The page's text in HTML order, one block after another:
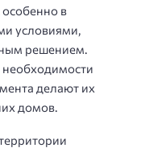
в
условиями,
решением.
необходимости
делают их
домов.